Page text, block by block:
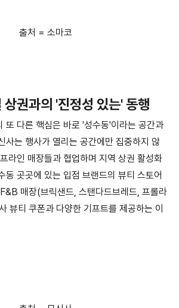
출처 = 소마코
상권과의 '진정성 있는' 동행
또 다른 핵심은 바로 '성수동'이라는 공간과
사는 행사가 열리는 공간에만 집중하지 않
라인 매장들과 협업하며 지역 상권 활성화
동 곳곳에 있는 입점 브랜드의 뷰티 스토어
매장(브릭샌드, 스탠다드브레드, 프롤라
뷰티 쿠폰과 다양한 기프트를 제공하는 이